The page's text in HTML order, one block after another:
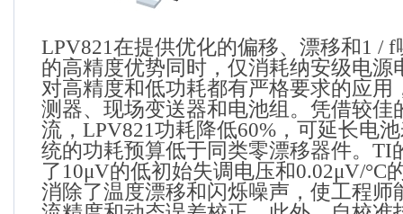
LPV821 在提供优化的偏移、漂移和1 / f
的高精度优势同时，仅消耗纳安级电源
对高精度和低功耗都有严格要求的应用
测器、现场变送器和电池组。凭借较佳
流， LPV821 功耗降低60% ，可延长电
统的功耗预算低于同类零漂移器件。 TI
了 10μV的低初始失调电压和0.02μV/°C
消除了温度漂移和闪烁噪声，使工程师